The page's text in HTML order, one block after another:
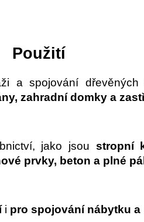
Použití
a spojování
zahradní domky a
jako jsou stropní
prvky, beton a plné
i pro spojování nábytku